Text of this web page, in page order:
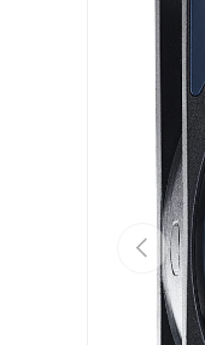
Previous